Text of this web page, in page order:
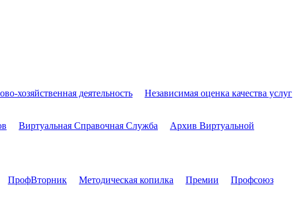
хозяйственная деятельность
Независимая оценка качества услуг
Виртуальная Справочная Служба
Архив Виртуальной
ПрофВторник Методическая копилка Премии
Профсоюз